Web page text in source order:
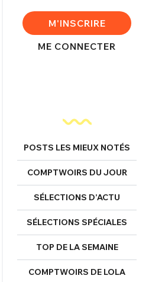
M'INSCRIRE
ME CONNECTER
POSTS LES MIEUX NOTÉS
COMPTWOIRS DU JOUR
SÉLECTIONS D’ACTU
SÉLECTIONS SPÉCIALES
TOP DE LA SEMAINE
COMPTWOIRS DE LOLA
Mot de passe perdu ?
FERMER
Thread
PARTI